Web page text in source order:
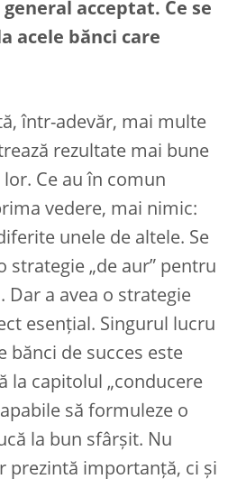
acceptat. Ce se
acele bănci care
într-adevăr, mai multe
rezultate mai bune
Ce au în comun
vedere, mai nimic:
unele de altele. Se
strategie „de aur” pentru
Dar a avea o strategie
esențial. Singurul lucru
bănci de succes este
la capitolul „conducere
să formuleze o
la bun sfârșit. Nu
prezintă importanță, ci și